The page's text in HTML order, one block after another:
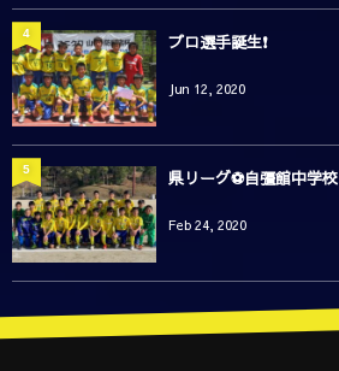
プロ選手誕生❗️
Jun 12, 2020
4
県リーグ⚽️自彊館中学校
Feb 24, 2020
5